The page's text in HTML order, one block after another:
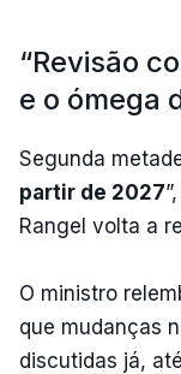
“Revisão
e o ómega
Segunda
partir de 2027
Rangel volta a
O ministro
que mudanças
discutidas já,